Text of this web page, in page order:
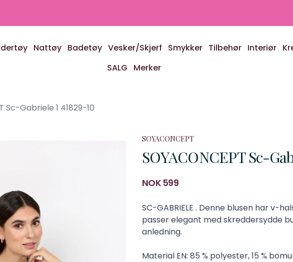
Nattøy Badetøy Vesker/Skjerf Smykker Tilbehør Interiør
SALG
Merker
Sc-Gabriele 1 41829-10
SOYACONCEPT
SOYACONCEPT Sc-
Produktdetaljer
NOK 599
Description
SC-GABRIELE . Denne blusen har v-
passer elegant med skreddersydde
anledning.
Material EN: 85 % polyester, 15 %